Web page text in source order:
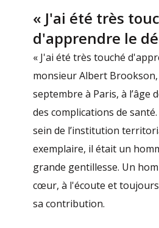
« J'ai été très
d'apprendre le
« J'ai été très touché
monsieur Albert Brookson,
septembre à Paris, à l’âge
des complications de
sein de l’institution
exemplaire, il était un
grande gentillesse. Un
cœur, à l'écoute et
sa contribution.